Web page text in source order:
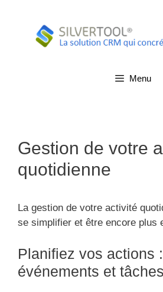
Menu
Gestion de votre
quotidienne
La gestion de votre activité
se simplifier et être encore plus
Planifiez vos actions :
événements et tâches